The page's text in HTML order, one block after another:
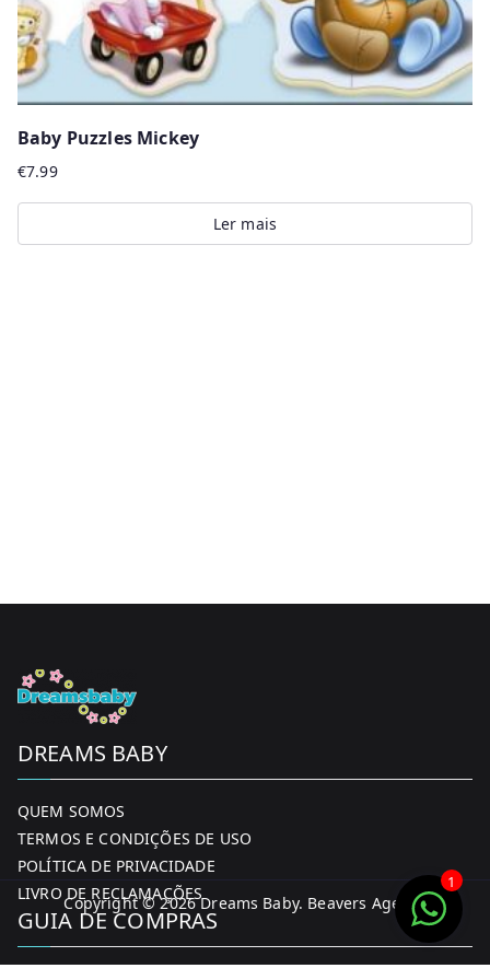
page
Baby Puzzles Mickey
€7.99
Ler mais
DREAMS BABY
QUEM SOMOS
TERMOS E CONDIÇÕES DE USO
POLÍTICA DE PRIVACIDADE
LIVRO DE RECLAMAÇÕES
GUIA DE COMPRAS
Copyright © 2026Dreams Baby. Beavers Agency
1